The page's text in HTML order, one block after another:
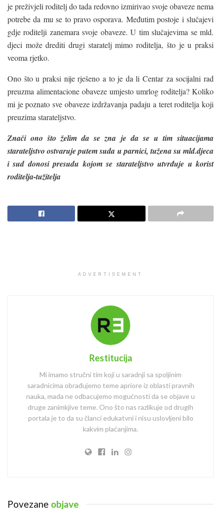
je preživjeli roditelj do tada redovno izmirivao svoje obaveze nema
potrebe da mu se to pravo osporava. Međutim postoje i slučajevi
gdje roditelji zanemara svoje obaveze. U tim slučajevima se mld.
djeci može drediti drugi staratelj mimo roditelja, što je u praksi
veoma rjetko.
Ono što u praksi nije rješeno a to je da li Centar za socijalni rad
preuzma alimentacione obaveze umjesto umrlog roditelja? Koliko
mi je poznato sve obaveze izdržavanja padaju a teret roditelja koji
preuzima starateljstvo.
Znači ono što želim da se zna je da se u tim situacijama
starateljstvo ostvaruje putem suda u parnici, tužena su mld.djeca
i sud donosi presudu kojom se starateljstvo utvrđuje u korist
roditelja-tužitelja
ADVERTISEMENT
Restitucija
Mi imamo stručni tim koji u saradnji sa spoljinim
saradnicima obrađujemo teme apriore iz oblasti pravnih
nauka, mada ne odbacujemo mogućnosti da se objave u
druge zanimkjive teme. Ono što nas razlikuje od drugih
portala je to da su članci edukatvni i nisu uslovljeni bilo
kakvim plaćanjima.
Povezane objave